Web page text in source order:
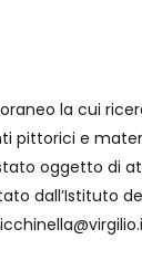
la cui
pittorici e
oggetto di
dall’Istituto